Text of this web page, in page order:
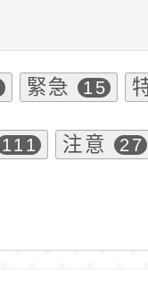
緊急 15
111 注意 27